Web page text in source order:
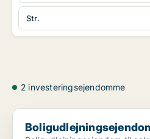
Str.
2 investeringsejendomme
Boligudlejningsejendom i Bredsten